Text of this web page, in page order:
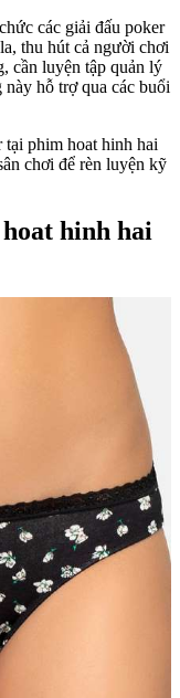
các giải đấu poker
thu hút cả người chơi
cần luyện tập quản lý
hỗ trợ qua các buổi
phim hoat hinh hai
chơi để rèn luyện kỹ
hinh hai